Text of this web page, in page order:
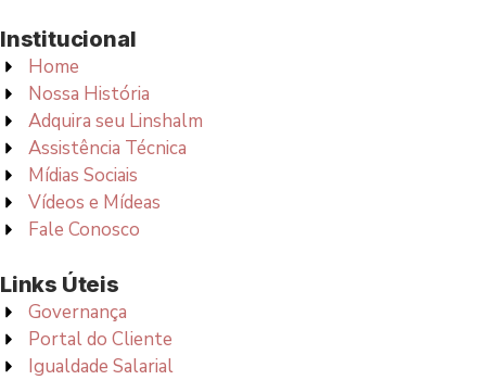
Institucional
Home
Nossa História
Adquira seu Linshalm
Assistência Técnica
Mídias Sociais
Vídeos e Mídeas
Fale Conosco
Links Úteis
Governança
Portal do Cliente
Igualdade Salarial